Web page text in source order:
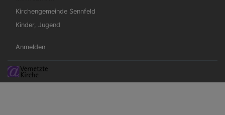
Kirchengemeinde Sennfeld
Kinder, Jugend
Benutzermenü
Anmelden